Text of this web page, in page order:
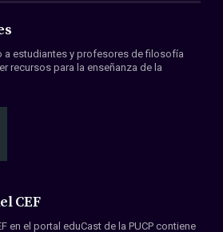
a estudiantes y profesores de filosofía
recursos para la enseñanza de la
CEF
en el portal eduCast de la PUCP contiene